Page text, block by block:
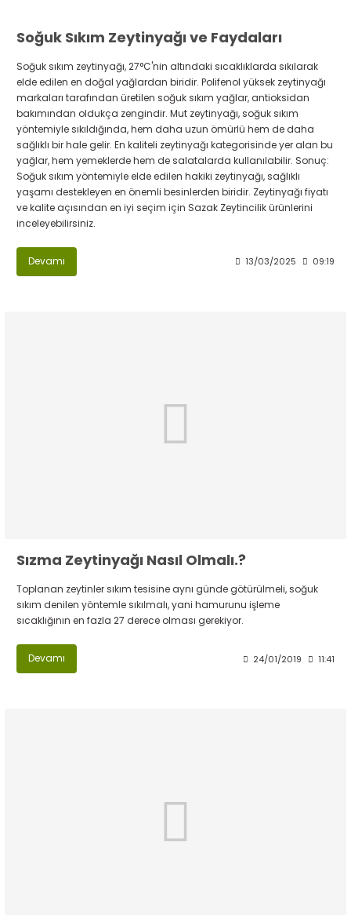
Soğuk Sıkım Zeytinyağı ve Faydaları
Soğuk sıkım zeytinyağı, 27°C'nin altındaki sıcaklıklarda sıkılarak
elde edilen en doğal yağlardan biridir. Polifenol yüksek zeytinyağı
markaları tarafından üretilen soğuk sıkım yağlar, antioksidan
bakımından oldukça zengindir. Mut zeytinyağı, soğuk sıkım
yöntemiyle sıkıldığında, hem daha uzun ömürlü hem de daha
sağlıklı bir hale gelir. En kaliteli zeytinyağı kategorisinde yer alan bu
yağlar, hem yemeklerde hem de salatalarda kullanılabilir. Sonuç:
Soğuk sıkım yöntemiyle elde edilen hakiki zeytinyağı, sağlıklı
yaşamı destekleyen en önemli besinlerden biridir. Zeytinyağı fiyatı
ve kalite açısından en iyi seçim için Sazak Zeytincilik ürünlerini
inceleyebilirsiniz.
Devamı 13/03/2025 09:19
Sızma Zeytinyağı Nasıl Olmalı.?
Toplanan zeytinler sıkım tesisine aynı günde götürülmeli, soğuk
sıkım denilen yöntemle sıkılmalı, yani hamurunu işleme
sıcaklığının en fazla 27 derece olması gerekiyor.
Devamı 24/01/2019 11:41